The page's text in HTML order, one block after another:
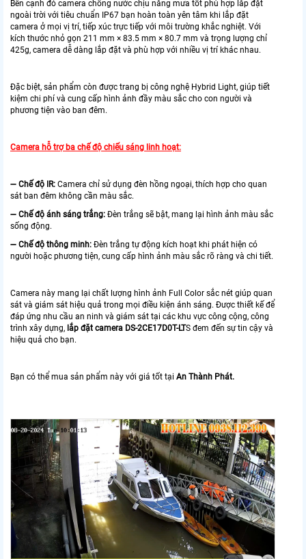
Bên cạnh đó camera chống nước chịu nắng mưa tốt phù hợp lắp đặt
ngoài trời với tiêu chuẩn IP67 bạn hoàn toàn yên tâm khi lắp đặt
camera ở mọi vị trí, tiếp xúc trực tiếp với môi trường khắc nghiệt. Với
kích thước nhỏ gọn 211 mm × 83.5 mm × 80.7 mm và trọng lượng chỉ
425g, camera dễ dàng lắp đặt và phù hợp với nhiều vị trí khác nhau.
Đặc biệt, sản phẩm còn được trang bị công nghệ Hybrid Light, giúp tiết
kiệm chi phí và cung cấp hình ảnh đầy màu sắc cho con người và
phương tiện vào ban đêm.
Camera hỗ trợ ba chế độ chiếu sáng linh hoạt:
➖ Chế độ IR: Camera chỉ sử dụng đèn hồng ngoại, thích hợp cho quan
sát ban đêm không cần màu sắc.
➖ Chế độ ánh sáng trắng: Đèn trắng sẽ bật, mang lại hình ảnh màu sắc
sống động.
➖ Chế độ thông minh: Đèn trắng tự động kích hoạt khi phát hiện có
người hoặc phương tiện, cung cấp hình ảnh màu sắc rõ ràng và chi tiết.
Camera này mang lại chất lượng hình ảnh Full Color sắc nét giúp quan
sát và giám sát hiệu quả trong mọi điều kiện ánh sáng. Được thiết kế để
đáp ứng nhu cầu an ninh và giám sát tại các khu vực công cộng, công
trình xây dựng, lắp đặt camera DS-2CE17D0T-LTS đem đến sự tin cậy và
hiệu quả cho bạn.
Bạn có thể mua sản phẩm này với giá tốt tại An Thành Phát.